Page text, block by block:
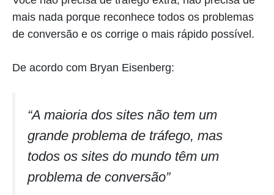
mais nada porque reconhece todos os problemas
de conversão e os corrige o mais rápido possível.
De acordo com Bryan Eisenberg:
“A maioria dos sites não tem um
grande problema de tráfego, mas
todos os sites do mundo têm um
problema de conversão”